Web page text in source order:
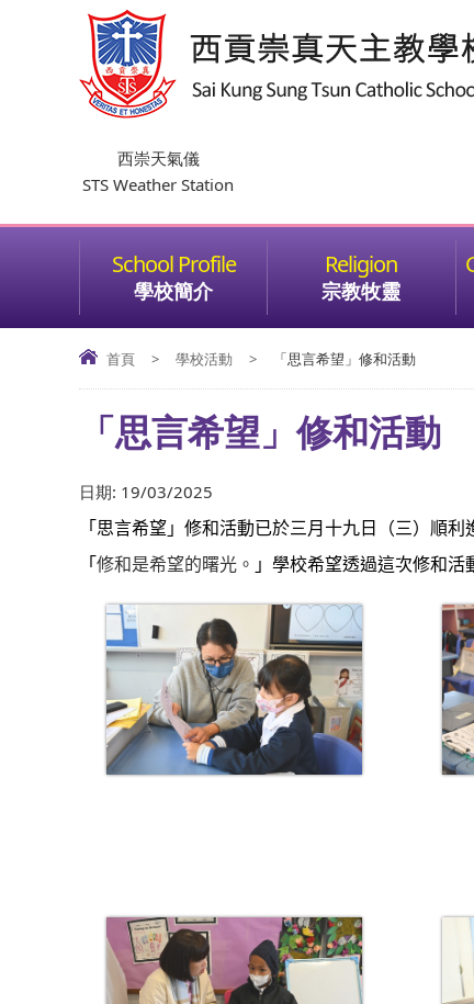
西崇天氣儀
STS Weather Station
學校簡介 宗教牧靈
首頁 > 學校活動 > 「思言希望」修和活動
「思言希望」修和活動
日期: 19/03/2025
「思言希望」修和活動已於三月 十九 日（三）順利
「 修和是希望的曙光。 」學校希望透過這次修和